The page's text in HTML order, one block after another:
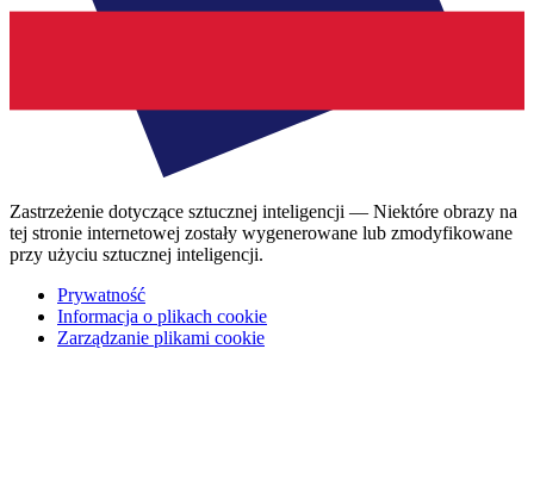
Zastrzeżenie dotyczące sztucznej inteligencji — Niektóre obrazy na
tej stronie internetowej zostały wygenerowane lub zmodyfikowane
przy użyciu sztucznej inteligencji.
Prywatność
Informacja o plikach cookie
Zarządzanie plikami cookie